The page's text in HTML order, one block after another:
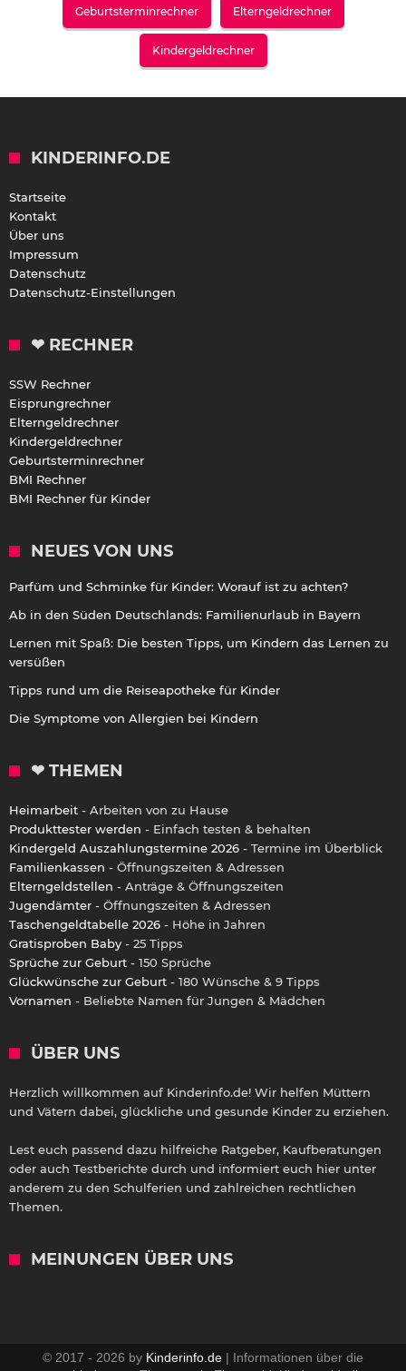
Geburtsterminrechner Elterngeldrechner
Kindergeldrechner
KINDERINFO.DE
Startseite
Kontakt
Über uns
Impressum
Datenschutz
Datenschutz-Einstellungen
❤ RECHNER
SSW Rechner
Eisprungrechner
Elterngeldrechner
Kindergeldrechner
Geburtsterminrechner
BMI Rechner
BMI Rechner für Kinder
NEUES VON UNS
Parfüm und Schminke für Kinder: Worauf ist zu achten?
Ab in den Süden Deutschlands: Familienurlaub in Bayern
Lernen mit Spaß: Die besten Tipps, um Kindern das Lernen zu
versüßen
Tipps rund um die Reiseapotheke für Kinder
Die Symptome von Allergien bei Kindern
❤ THEMEN
Heimarbeit - Arbeiten von zu Hause
Produkttester werden - Einfach testen & behalten
Kindergeld Auszahlungstermine 2026 - Termine im Überblick
Familienkassen - Öffnungszeiten & Adressen
Elterngeldstellen - Anträge & Öffnungszeiten
Jugendämter - Öffnungszeiten & Adressen
Taschengeldtabelle 2026 - Höhe in Jahren
Gratisproben Baby - 25 Tipps
Sprüche zur Geburt - 150 Sprüche
Glückwünsche zur Geburt - 180 Wünsche & 9 Tipps
Vornamen - Beliebte Namen für Jungen & Mädchen
ÜBER UNS
Herzlich willkommen auf Kinderinfo.de! Wir helfen Müttern
und Vätern dabei, glückliche und gesunde Kinder zu erziehen.
Lest euch passend dazu hilfreiche Ratgeber, Kaufberatungen
oder auch Testberichte durch und informiert euch hier unter
anderem zu den Schulferien und zahlreichen rechtlichen
Themen.
MEINUNGEN ÜBER UNS
© 2017 - 2026 by Kinderinfo.de | Informationen über die